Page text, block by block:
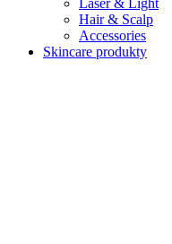
Hair & Scalp
Accessories
Skincare produkty